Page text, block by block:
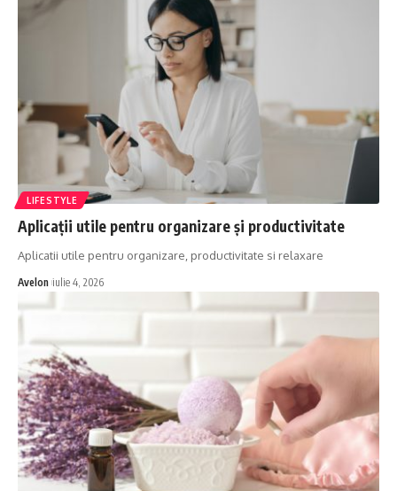
LIFESTYLE
Aplicații utile pentru organizare și productivitate
Aplicatii utile pentru organizare, productivitate si relaxare
Avelon iulie 4, 2026